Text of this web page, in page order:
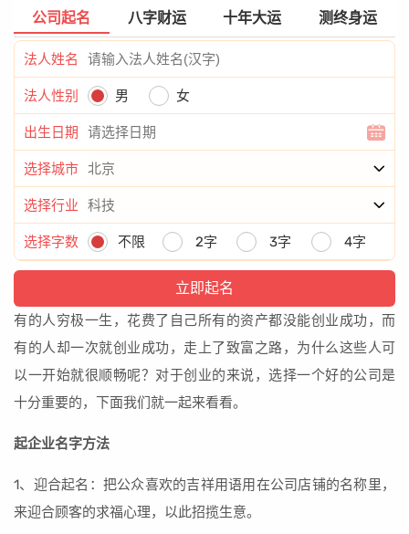
公司起名 八字财运 十年大运 测终身运
法人姓名
法人性别 男 女
出生日期
选择城市
选择行业
选择字数 不限 2字 3字 4字
有的人穷极一生，花费了自己所有的资产都没能创业成功，而
有的人却一次就创业成功，走上了致富之路，为什么这些人可
以一开始就很顺畅呢？对于创业的来说，选择一个好的公司是
十分重要的，下面我们就一起来看看。
起企业名字方法
1、迎合起名：把公众喜欢的吉祥用语用在公司店铺的名称里，
来迎合顾客的求福心理，以此招揽生意。